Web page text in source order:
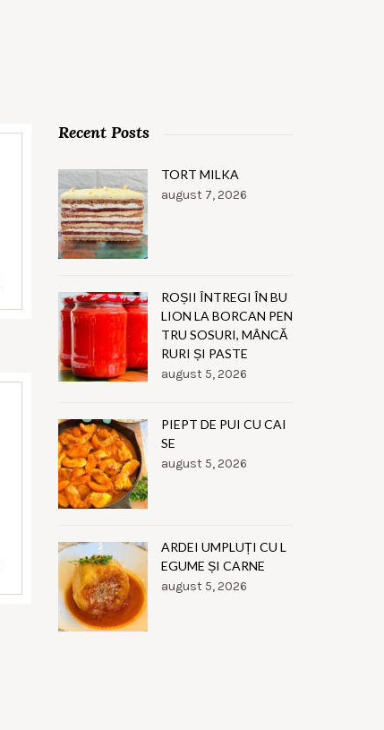
Recent Posts
TORT MILKA
august 7, 2026
ROȘII ÎNTREGI ÎN BU
LION LA BORCAN PEN
TRU SOSURI, MÂNCĂ
RURI ȘI PASTE
august 5, 2026
PIEPT DE PUI CU CAI
SE
august 5, 2026
ARDEI UMPLUȚI CU L
EGUME ȘI CARNE
august 5, 2026